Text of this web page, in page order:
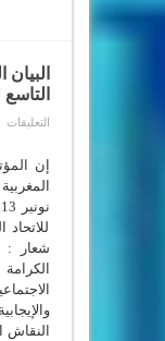
التعليقات
إن
شعار :